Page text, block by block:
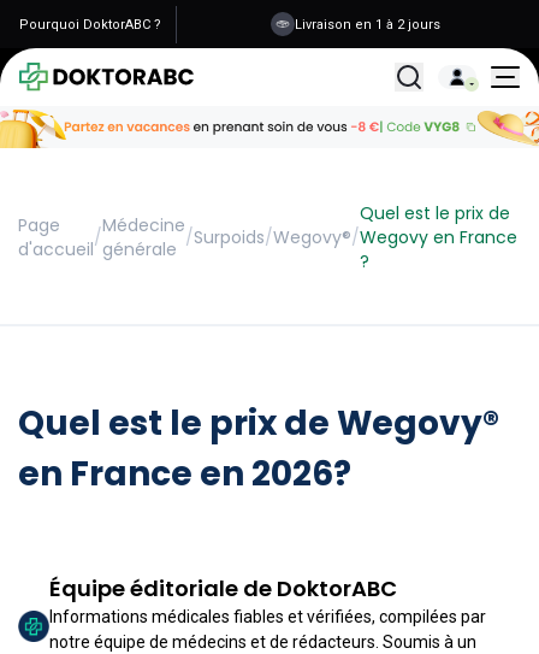
Pourquoi DoktorABC ? Livraison en 1 à 2 jours
Données sécurisées
Tous les
Page
d'accueil/Médecine
générale /Surpoids/Wegovy®/
Quel est le prix de
Wegovy en France
?
Quel est le prix de Wegovy®
en France en 2026?
Équipe éditoriale de DoktorABC
Informations médicales fiables et vérifiées, compilées par
notre équipe de médecins et de rédacteurs. Soumis à un